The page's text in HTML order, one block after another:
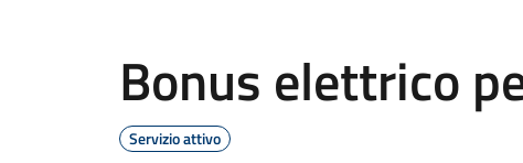
Bonus elettrico
Servizio attivo